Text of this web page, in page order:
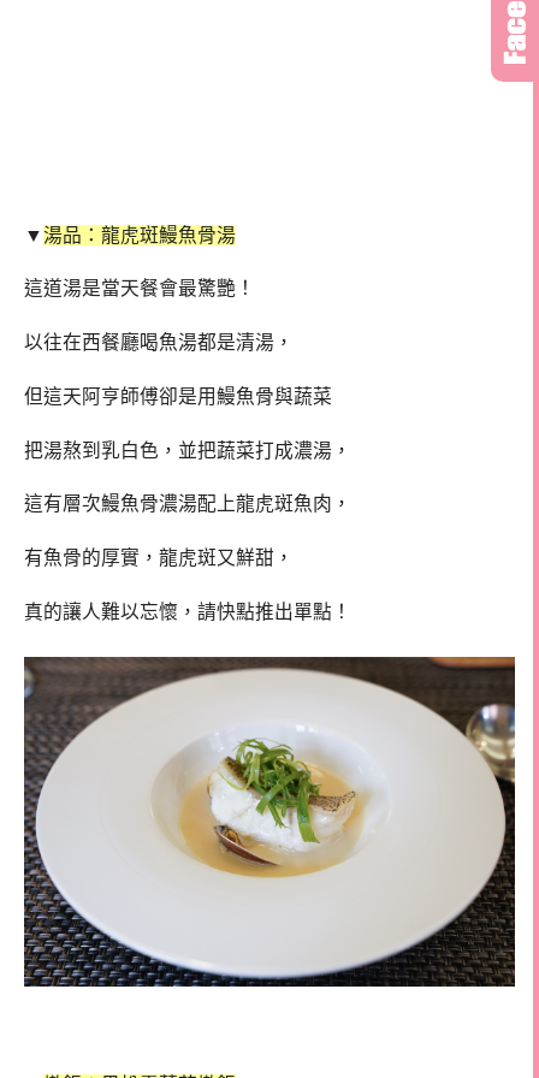
▼湯品：龍虎斑鰻魚骨湯
這道湯是當天餐會最驚艷！
以往在西餐廳喝魚湯都是清湯，
但這天阿亨師傅卻是用鰻魚骨與蔬菜
把湯熬到乳白色，並把蔬菜打成濃湯，
這有層次鰻魚骨濃湯配上龍虎斑魚肉，
有魚骨的厚實，龍虎斑又鮮甜，
真的讓人難以忘懷，請快點推出單點！